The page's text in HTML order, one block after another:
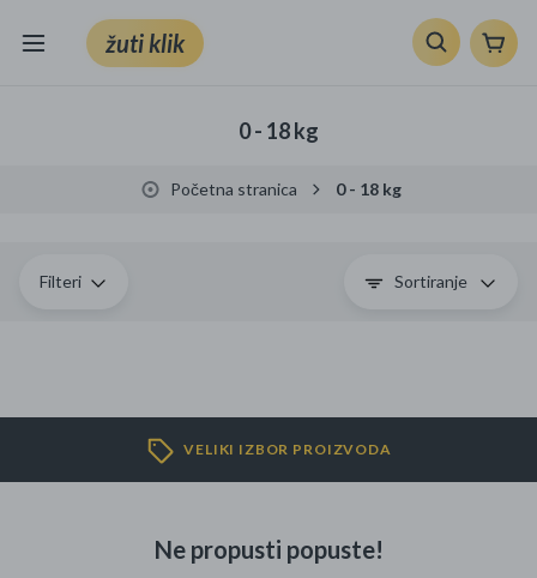
žuti klik
TV, audio i foto
Sport i slobodno vrijeme
0 - 18 kg
Početna stranica 0 - 18 kg
Filteri Sortiranje
VELIKI IZBOR PROIZVODA
Ne propusti popuste!